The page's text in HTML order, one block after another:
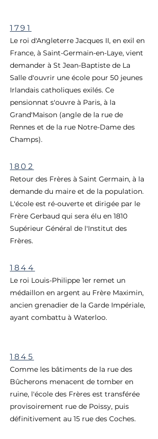
1791
Le roi d'Angleterre Jacques II, en exil en
France, à Saint-Germain-en-Laye, vient
demander à St Jean-Baptiste de La
Salle d'ouvrir une école pour 50 jeunes
Irlandais catholiques exilés. Ce
pensionnat s'ouvre à Paris, à la
Grand'Maison (angle de la rue de
Rennes et de la rue Notre-Dame des
Champs).
1802
Retour des Frères à Saint Germain, à la
demande du maire et de la population.
L'école est ré-ouverte et dirigée par le
Frère Gerbaud qui sera élu en 1810
Supérieur Général de l'Institut des
Frères.
1844
Le roi Louis-Philippe 1er remet un
médaillon en argent au Frère Maximin,
ancien grenadier de la Garde Impériale,
ayant combattu à Waterloo.
1845
Comme les bâtiments de la rue des
Bûcherons menacent de tomber en
ruine, l'école des Frères est transférée
provisoirement rue de Poissy, puis
définitivement au 15 rue des Coches.